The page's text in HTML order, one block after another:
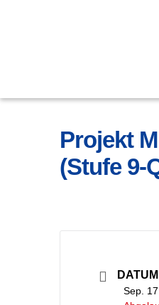
Projekt
(Stufe 9-
DATUM
Sep.